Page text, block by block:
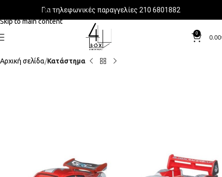
Skip to navigation
Skip to main content
Για τηλεφωνικές παραγγελίες 210 6801882
0
0.00
Αρχική σελίδα Κατάστημα